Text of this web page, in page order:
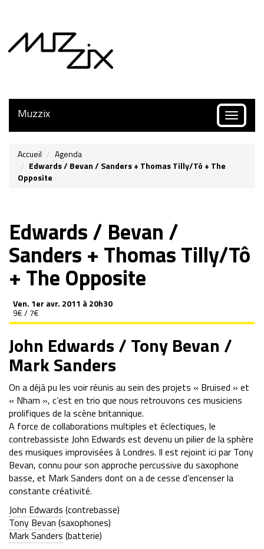
Toggle
Muzzix
Accueil
Agenda
Edwards / Bevan / Sanders + Thomas Tilly/Tô + The
Opposite
Edwards / Bevan /
Sanders + Thomas Tilly/Tô
+ The Opposite
Ven. 1er avr. 2011 à 20h30
9€ / 7€
John Edwards / Tony Bevan /
Mark Sanders
On a déjà pu les voir réunis au sein des projets « Bruised » et
« Nham », c’est en trio que nous retrouvons ces musiciens
prolifiques de la scène britannique.
A force de collaborations multiples et éclectiques, le
contrebassiste John Edwards est devenu un pilier de la sphère
des musiques improvisées à Londres. Il est rejoint ici par Tony
Bevan, connu pour son approche percussive du saxophone
basse, et Mark Sanders dont on a de cesse d’encenser la
constante créativité.
John Edwards (contrebasse)
Tony Bevan (saxophones)
Mark Sanders (batterie)